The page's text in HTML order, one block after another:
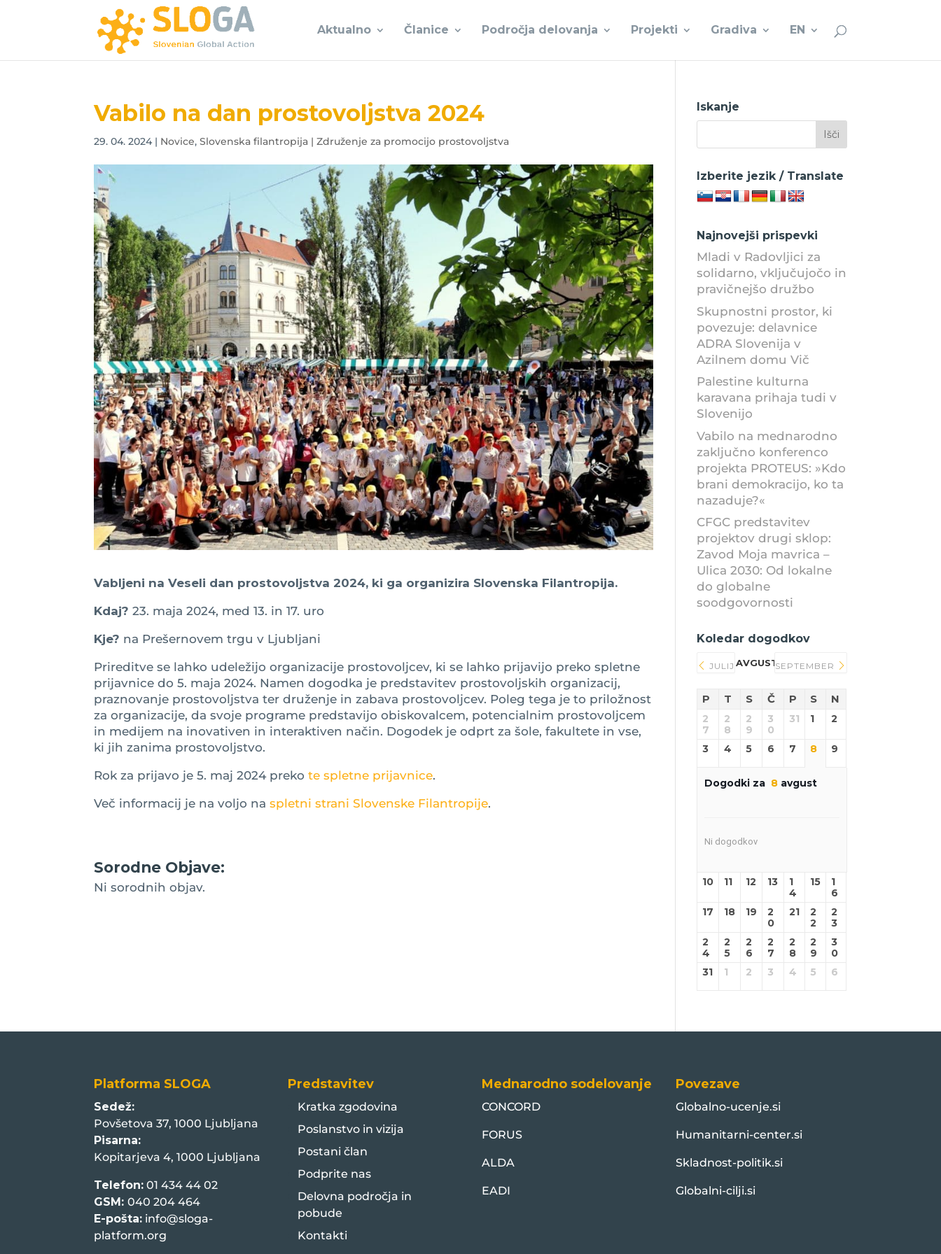
Aktualno Članice Področja delovanja Projekti Gradiva EN
Vabilo na dan prostovoljstva 2024
29. 04. 2024 | Novice,Slovenska filantropija | Združenje za promocijo prostovoljstva
Vabljeni na Veseli dan prostovoljstva 2024, ki ga organizira Slovenska Filantropija.
Kdaj? 23. maja 2024, med 13. in 17. uro
Kje? na Prešernovem trgu v Ljubljani
Prireditve se lahko udeležijo organizacije prostovoljcev, ki se lahko prijavijo preko spletne
prijavnice do 5. maja 2024. Namen dogodka je predstavitev prostovoljskih organizacij,
praznovanje prostovoljstva ter druženje in zabava prostovoljcev. Poleg tega je to priložnost
za organizacije, da svoje programe predstavijo obiskovalcem, potencialnim prostovoljcem
in medijem na inovativen in interaktiven način. Dogodek je odprt za šole, fakultete in vse,
ki jih zanima prostovoljstvo.
Rok za prijavo je 5. maj 2024 prekote spletne prijavnice.
Več informacij je na voljo naspletni strani Slovenske Filantropije.
Sorodne Objave:
Ni sorodnih objav.
Iskanje
Izberite jezik / Translate
Najnovejši prispevki
Mladi v Radovljici za
solidarno, vključujočo in
pravičnejšo družbo
Skupnostni prostor, ki
povezuje: delavnice
ADRA Slovenija v
Azilnem domu Vič
Palestine kulturna
karavana prihaja tudi v
Slovenijo
Vabilo na mednarodno
zaključno konferenco
projekta PROTEUS: »Kdo
brani demokracijo, ko ta
nazaduje?«
CFGC predstavitev
projektov drugi sklop:
Zavod Moja mavrica –
Ulica 2030: Od lokalne
do globalne
soodgovornosti
Koledar dogodkov
JULIJ AVGUST 2026
SEPTEMBER
P T S Č P S N
2
7
2
8
2
9
3
0
31 1 2
3 4 5 6 7 8 9
Dogodki za 8avgust
Ni dogodkov
10 11 12 13
1
4
15
1
6
17
18 19
2
0
21
2
2
2
3
2
4
2
5
2
6
2
7
2
8
2
9
3
0
31
1 2 3 4 5 6
Platforma SLOGA
Sedež:
Povšetova 37, 1000 Ljubljana
Pisarna:
Kopitarjeva 4, 1000 Ljubljana
Telefon: 01 434 44 02
GSM:040 204 464
E-pošta: info@sloga-
platform.org
Predstavitev
Kratka zgodovina
Poslanstvo in vizija
Postani član
Podprite nas
Delovna področja in
pobude
Kontakti
Mednarodno sodelovanje
CONCORD
FORUS
ALDA
EADI
Povezave
Globalno-ucenje.si
Humanitarni-center.si
Skladnost-politik.si
Globalni-cilji.si